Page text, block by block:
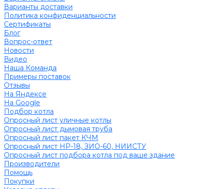
Варианты доставки
Политика конфиденциальности
Сертификаты
Блог
Вопрос-ответ
Новости
Видео
Наша Команда
Примеры поставок
Отзывы
На Яндексе
На Google
Подбор котла
Опросный лист уличные котлы
Опросный лист дымовая труба
Опросный лист пакет КЧМ
Опросный лист НР-18, ЗИО-60, НИИСТУ
Опросный лист подбора котла под ваше здание
Производители
Помощь
Покупки